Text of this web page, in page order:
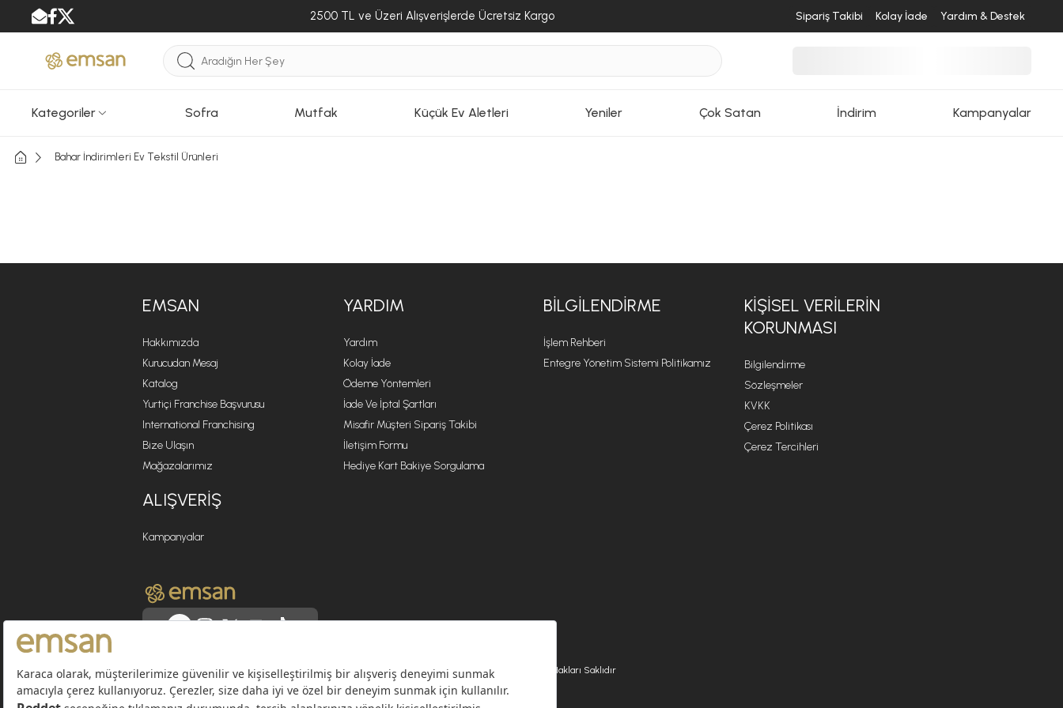
2500 TL ve Üzeri Alışverişlerde Ücretsiz Kargo Sipariş Takibi Kolay İade Yardım & Destek
Kategoriler Sofra Mutfak Küçük Ev Aletleri Yeniler Çok Satan İndirim Kampanyalar
Bahar İndirimleri Ev Tekstil Ürünleri
EMSAN
Hakkımızda
Kurucudan Mesaj
Katalog
Yurtiçi Franchise Başvurusu
International Franchising
Bize Ulaşın
Mağazalarımız
YARDIM
Yardım
Kolay İade
Ödeme Yöntemleri
İade Ve İptal Şartları
Misafir Müşteri Sipariş Takibi
İletişim Formu
Hediye Kart Bakiye Sorgulama
BILGILENDIRME
İşlem Rehberi
Entegre Yönetim Sistemi Politikamız
KİŞİSEL VERİLERİN
KORUNMASI
Bilgilendirme
Sözleşmeler
KVKK
Çerez Politikası
Çerez Tercihleri
ALIŞVERIŞ
Kampanyalar
© 2026 EMSAN A.Ş. Tüm Hakları Saklıdır